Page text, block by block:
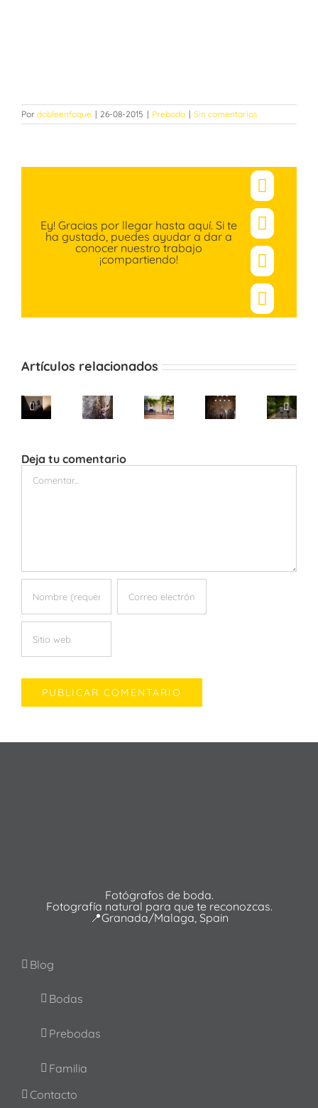
Por dobleenfoque | 26-08-2015 | Preboda | Sin comentarios
Ey! Gracias por llegar hasta aquí. Si te
ha gustado, puedes ayudar a dar a
conocer nuestro trabajo
¡compartiendo!
X
Correo
Artículos relacionados
Preboda
el
Albaicín
(Granada)
Cristina&Nacho
Granada:
Cristina
y
la
preboda
Preboda
Albaicín:
Noelia&Javi
Granada
–
Deja tu comentario
Comentar
Fotógrafos de boda.
Fotografía natural para que te reconozcas.
📍Granada/Malaga, Spain
Blog
Bodas
Prebodas
Familia
Contacto